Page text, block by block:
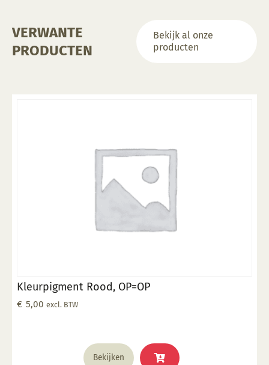
VERWANTE
PRODUCTEN
Bekijk al onze
producten
Kleurpigment Rood, OP=OP
€ 5,00 excl. BTW
Bekijken